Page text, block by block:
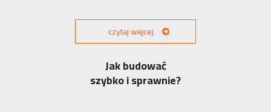
czytaj więcej
Jak budować
szybko i sprawnie?